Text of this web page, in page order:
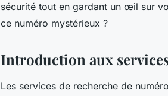
sécurité tout en gardant un œil sur
ce numéro mystérieux ?
Introduction aux
Les services de recherche de